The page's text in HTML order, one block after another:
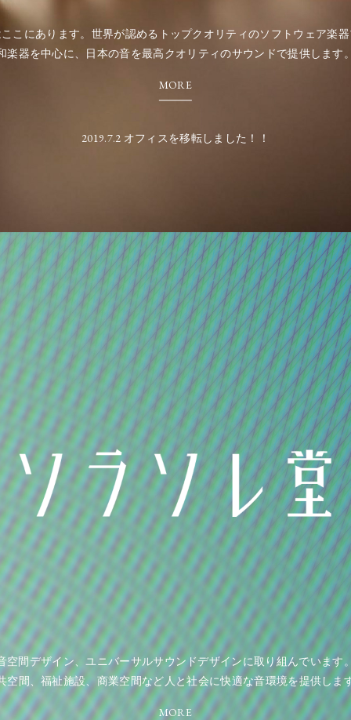
こにあります。世界が認めるトップクオリティのソフトウェア楽
楽器を中心に、日本の音を最高クオリティのサウンドで提供します
MORE
2019.7.2 オフィスを移転しました！！
空間デザイン、ユニバーサルサウンドデザインに取り組んでいます
空間、福祉施設、商業空間など人と社会に快適な音環境を提供しま
MORE